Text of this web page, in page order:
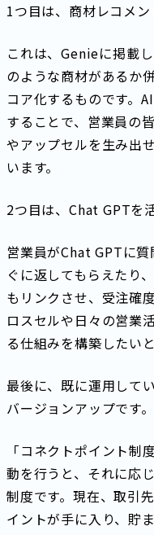
1つ目は、商材レコメン
これは、Genieに掲載
のような商材があるか
コア化するものです。
することで、営業員の
やアップセルを生み出
います。
2つ目は、Chat GPTを
営業員がChat GPTに
ぐに返してもらえたり
もリンクさせ、受注確
ロスセルや日々の営業
る仕組みを構築したい
最後に、既に運用して
バージョンアップです。
「コネクトポイント制
動を行うと、それに応
制度です。現在、取引
イントが手に入り、貯